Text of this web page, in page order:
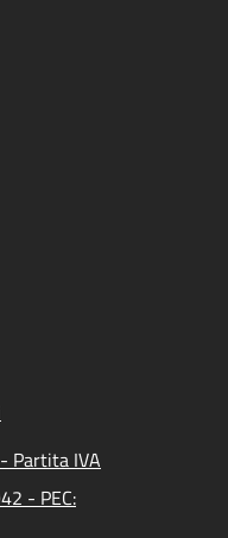
Partita IVA
- PEC: